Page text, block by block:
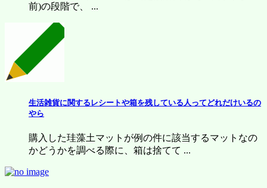
前)の段階で、 ...
生活雑貨に関するレシートや箱を残している人ってどれだけいるの
やら
購入した珪藻土マットが例の件に該当するマットなの
かどうかを調べる際に、箱は捨てて ...